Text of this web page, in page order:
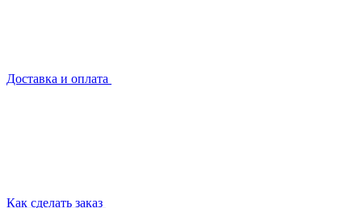
Доставка и оплата
Как сделать заказ